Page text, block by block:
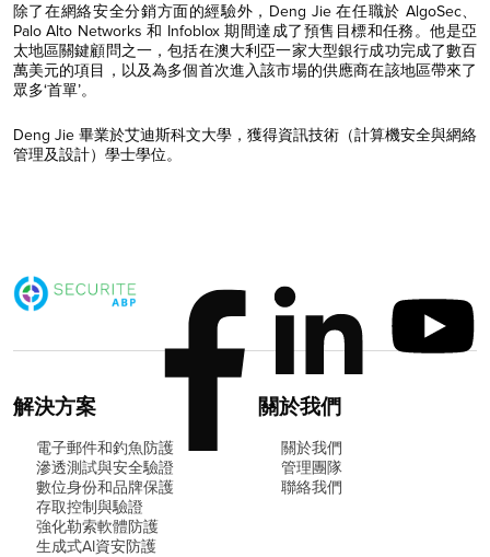
除了在網絡安全分銷方面的經驗外，Deng Jie 在任職於 AlgoSec、
Palo Alto Networks 和 Infoblox 期間達成了預售目標和任務。他是亞
太地區關鍵顧問之一，包括在澳大利亞一家大型銀行成功完成了數百
萬美元的項目，以及為多個首次進入該市場的供應商在該地區帶來了
眾多‘首單’。
Deng Jie 畢業於艾迪斯科文大學，獲得資訊技術（計算機安全與網絡
管理及設計）學士學位。
解決方案
電子郵件和釣魚防護
滲透測試與安全驗證
數位身份和品牌保護
存取控制與驗證
強化勒索軟體防護
生成式AI資安防護
關於我們
關於我們
管理團隊
聯絡我們